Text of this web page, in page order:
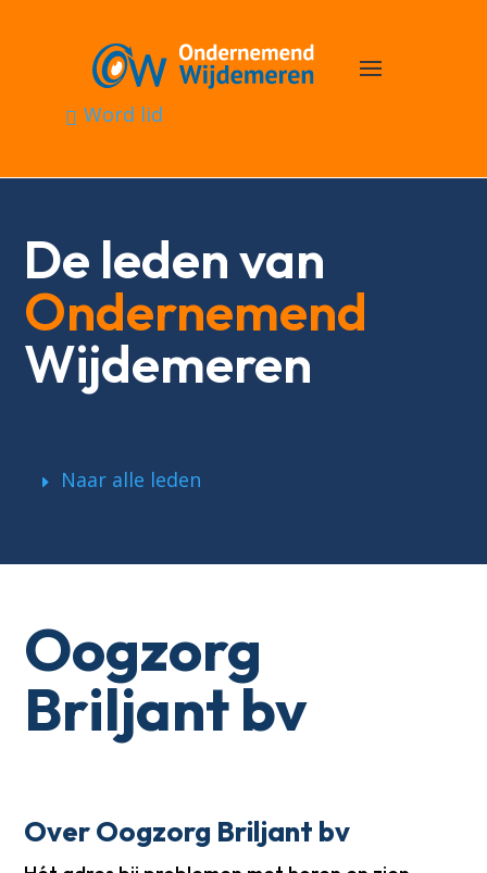
Word lid
De leden van
Ondernemend
Wijdemeren
Naar alle leden
Oogzorg
Briljant bv
Over Oogzorg Briljant bv